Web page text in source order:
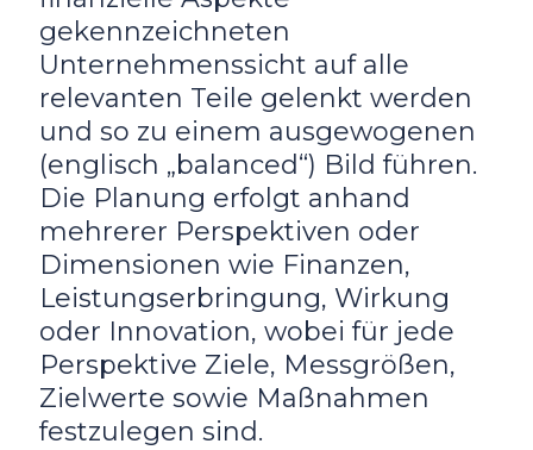
gekennzeichneten
Unternehmenssicht auf alle
relevanten Teile gelenkt werden
und so zu einem ausgewogenen
(englisch „balanced“) Bild führen.
Die Planung erfolgt anhand
mehrerer Perspektiven oder
Dimensionen wie Finanzen,
Leistungserbringung, Wirkung
oder Innovation, wobei für jede
Perspektive Ziele, Messgrößen,
Zielwerte sowie Maßnahmen
festzulegen sind.